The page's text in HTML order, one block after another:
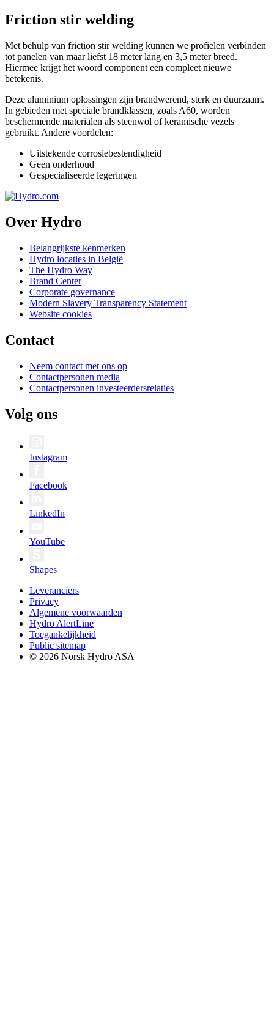
Friction stir welding
Met behulp van friction stir welding kunnen we profielen verbinden
tot panelen van maar liefst 18 meter lang en 3,5 meter breed.
Hiermee krijgt het woord component een compleet nieuwe
betekenis.
Deze aluminium oplossingen zijn brandwerend, sterk en duurzaam.
In gebieden met speciale brandklassen, zoals A60, worden
beschermende materialen als steenwol of keramische vezels
gebruikt. Andere voordelen:
Uitstekende corrosiebestendigheid
Geen onderhoud
Gespecialiseerde legeringen
Over Hydro
Belangrijkste kenmerken
Hydro locaties in België
The Hydro Way
Brand Center
Corporate governance
Modern Slavery Transparency Statement
Website cookies
Contact
Neem contact met ons op
Contactpersonen media
Contactpersonen investeerdersrelaties
Volg ons
Instagram
Facebook
LinkedIn
YouTube
Shapes
Leveranciers
Privacy
Algemene voorwaarden
Hydro AlertLine
Toegankelijkheid
Public sitemap
© 2026 Norsk Hydro ASA